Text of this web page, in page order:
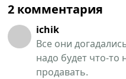
2 комментария
ichik
Все они
надо будет что-то
продавать.